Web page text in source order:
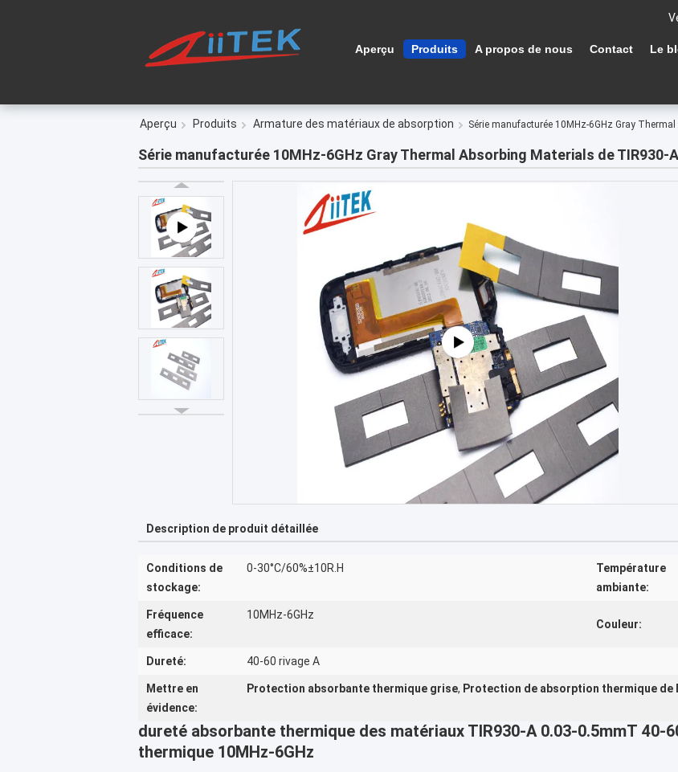
Aperçu Produits A propos de nous Contact Le
Aperçu Produits Armature des matériaux de absorption Série manufacturée 10MHz-6GHz Gray
Série manufacturée 10MHz-6GHz Gray Thermal Absorbing Materials de TIR930-A
Description de produit détaillée
Conditions de
stockage:
0-30°C/60%±10R.H
Température
ambiante:
Fréquence
efficace:
10MHz-6GHz
Couleur:
Dureté: 40-60 rivage A
Mettre en
évidence:
Protection absorbante thermique grise, Protection de absorption thermique de
dureté absorbante thermique des matériaux TIR930-A 0.03-0.5mmT 40-
thermique 10MHz-6GHz